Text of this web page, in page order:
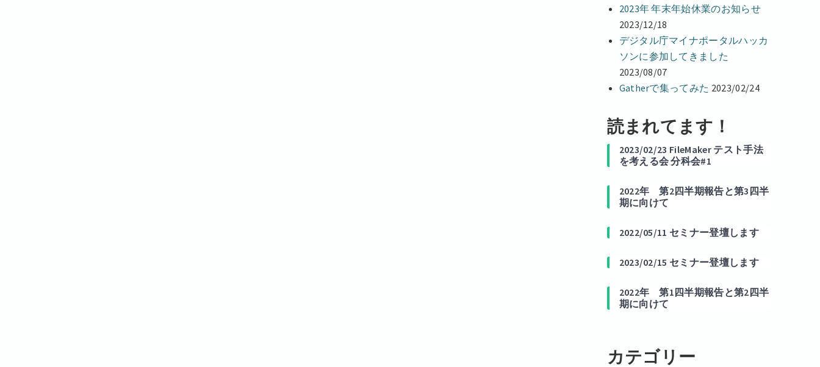
2023年 年末年始休業のお知らせ
2023/12/18
デジタル庁マイナポータルハッカ
ソンに参加してきました
2023/08/07
Gatherで集ってみた 2023/02/24
読まれてます！
2023/02/23 FileMaker テスト手法
を考える会 分科会#1
2022年 第2四半期報告と第3四半
期に向けて
2022/05/11 セミナー登壇します
2023/02/15 セミナー登壇します
2022年 第1四半期報告と第2四半
期に向けて
カテゴリー